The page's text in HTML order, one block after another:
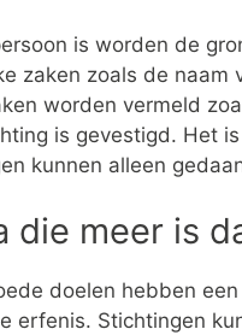
is worden de
zaken zoals de naam
worden vermeld
is gevestigd. Het
kunnen alleen
die meer is
doelen hebben
erfenis. Stichtingen